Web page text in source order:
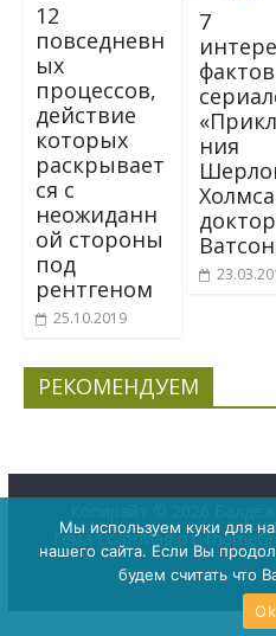
12
повседневн
ых
процессов,
действие
которых
раскрывает
ся с
неожиданн
ой стороны
под
рентгеном
25.10.2019
7
ния
РЕКОМЕНДУЕМ
ТемаColorMagот
Мы используем куки для
нашего сайта. Если Вы
будем считать что
Ok